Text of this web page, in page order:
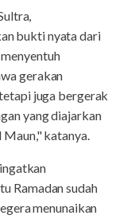
bukti nyata dari
gerakan
juga bergerak
yang diajarkan
katanya.
Ramadan sudah
menunaikan